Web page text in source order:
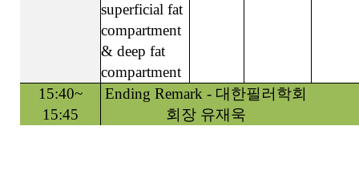
superficial fat
compartment
& deep fat
compartment
15:40~
15:45
Ending Remark - 대한필러학회
회장 유재욱